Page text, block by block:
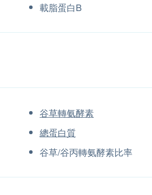
載脂蛋白B
谷草轉氨酵素
總蛋白質
谷草/谷丙轉氨酵素比率